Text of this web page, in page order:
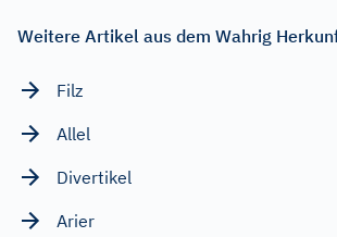
Weitere Artikel aus dem Wahrig
Filz
Allel
Divertikel
Arier